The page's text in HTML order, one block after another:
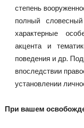
степень
полный
характерные
акцента и
поведения и др.
впоследствии
установлении
При вашем